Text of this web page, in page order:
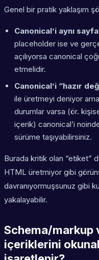
Genel bir pratik yaklaşım
Canonical’i aynı
placeholder ise ve
açılıyorsa canonical
etmelidir.
Canonical’i “hazır
ile üretmeyi deniyor
durumlar varsa (ör.
içerik) canonical’i
sürüme taşıyabilirsiniz.
Burada kritik olan “etiket”
HTML üretmiyor gibi
davranıyormuşsunuz gibi
yakalayabilir.
Schema/markup
içeriklerini